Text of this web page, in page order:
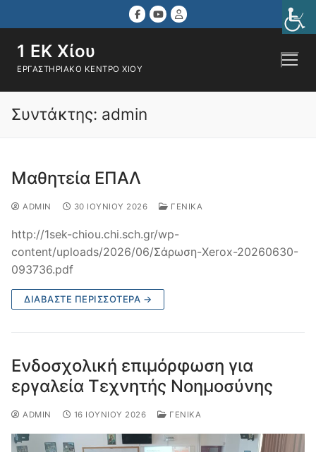
στο
περιεχόμενο
1 ΕΚ Χίου
ΕΡΓΑΣΤΗΡΙΑΚΌ ΚΈΝΤΡΟ ΧΊΟΥ
Συντάκτης: admin
Μαθητεία ΕΠΑΛ
ADMIN 30 ΙΟΥΝΊΟΥ 2026 ΓΕΝΙΚΆ
http://1sek-chiou.chi.sch.gr/wp-
content/uploads/2026/06/Σάρωση-Xerox-20260630-
093736.pdf
ΔΙΑΒΆΣΤΕ ΠΕΡΙΣΣΌΤΕΡΑ →
Ενδοσχολική επιμόρφωση για
εργαλεία Τεχνητής Νοημοσύνης
ADMIN 16 ΙΟΥΝΊΟΥ 2026 ΓΕΝΙΚΆ